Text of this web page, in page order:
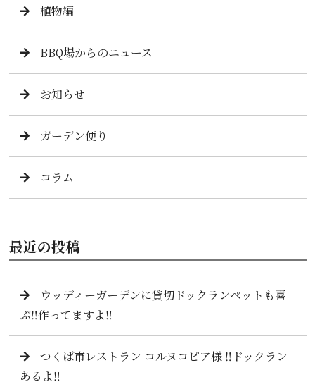
植物編
BBQ場からのニュース
お知らせ
ガーデン便り
コラム
最近の投稿
ウッディーガーデンに貸切ドックランペットも喜
ぶ‼️作ってますよ‼️
つくば市レストラン コルヌコピア様 ‼️ドックラン
あるよ‼️